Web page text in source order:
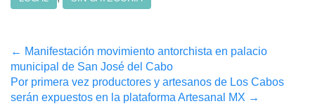
Post
navigation
← Manifestación movimiento antorchista en palacio
municipal de San José del Cabo
Por primera vez productores y artesanos de Los Cabos
serán expuestos en la plataforma Artesanal MX →